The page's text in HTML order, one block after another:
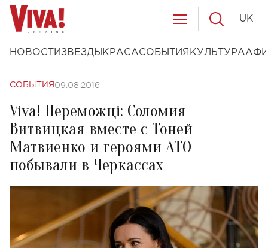
НОВОСТИ ЗВЕЗДЫ КРАСАСОБЫТИЯ КУЛЬТУРА
UK
СОБЫТИЯ 09.08.2016
Viva! Переможці: Соломия
Витвицкая вместе с Тоней
Матвиенко и героями АТО
побывали в Черкассах